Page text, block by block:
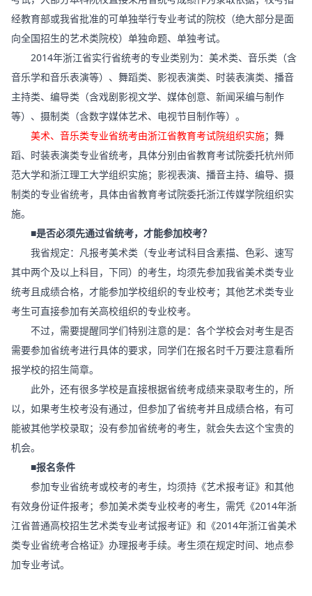
经教育部或我省批准的可单独举行专业考试的院校（绝大部分是面
向全国招生的艺术类院校）单独命题、单独考试。
2014年浙江省实行省统考的专业类别为：美术类、音乐类（含
音乐学和音乐表演等）、舞蹈类、影视表演类、时装表演类、播音
主持类、编导类（含戏剧影视文学、媒体创意、新闻采编与制作
等）、摄制类（含数字媒体艺术、电视节目制作等）。
美术、音乐类专业省统考由浙江省教育考试院组织实施；舞
蹈、时装表演类专业省统考，具体分别由省教育考试院委托杭州师
范大学和浙江理工大学组织实施；影视表演、播音主持、编导、摄
制类的专业省统考，具体由省教育考试院委托浙江传媒学院组织实
施。
■是否必须先通过省统考，才能参加校考？
我省规定：凡报考美术类（专业考试科目含素描、色彩、速写
其中两个及以上科目，下同）的考生，均须先参加我省美术类专业
统考且成绩合格，才能参加学校组织的专业校考；其他艺术类专业
考生可直接参加有关高校组织的专业校考。
不过，需要提醒同学们特别注意的是：各个学校会对考生是否
需要参加省统考进行具体的要求，同学们在报名时千万要注意看所
报学校的招生简章。
此外，还有很多学校是直接根据省统考成绩来录取考生的，所
以，如果考生校考没有通过，但参加了省统考并且成绩合格，有可
能被其他学校录取；没有参加省统考的考生，就会失去这个宝贵的
机会。
■报名条件
参加专业省统考或校考的考生，均须持《艺术报考证》和其他
有效身份证件报考；参加美术类专业校考的考生，需凭《2014年浙
江省普通高校招生艺术类专业考试报考证》和《2014年浙江省美术
类专业省统考合格证》办理报考手续。考生须在规定时间、地点参
加专业考试。